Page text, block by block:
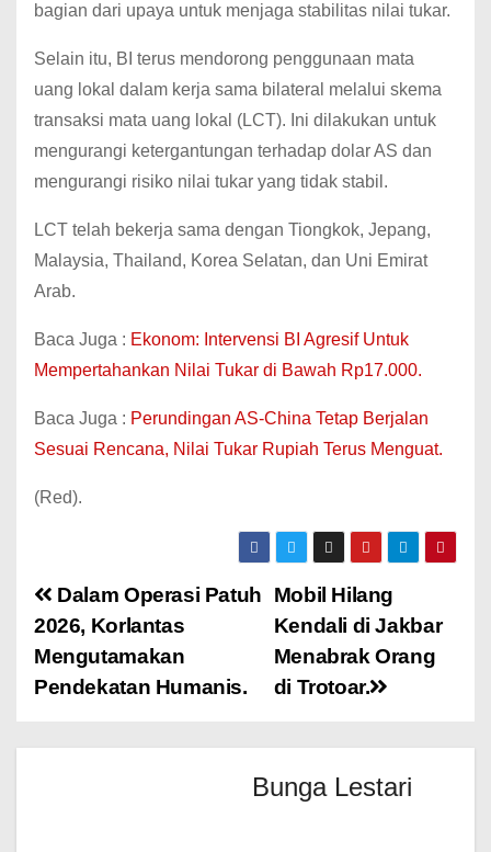
bagian dari upaya untuk menjaga stabilitas nilai tukar.
Selain itu, BI terus mendorong penggunaan mata
uang lokal dalam kerja sama bilateral melalui skema
transaksi mata uang lokal (LCT). Ini dilakukan untuk
mengurangi ketergantungan terhadap dolar AS dan
mengurangi risiko nilai tukar yang tidak stabil.
LCT telah bekerja sama dengan Tiongkok, Jepang,
Malaysia, Thailand, Korea Selatan, dan Uni Emirat
Arab.
Baca Juga : Ekonom: Intervensi BI Agresif Untuk
Mempertahankan Nilai Tukar di Bawah Rp17.000.
Baca Juga : Perundingan AS-China Tetap Berjalan
Sesuai Rencana, Nilai Tukar Rupiah Terus Menguat.
(Red).
Mobil Hilang
Kendali di Jakbar
Menabrak Orang
di Trotoar.
Dalam Operasi Patuh
2026, Korlantas
Mengutamakan
Pendekatan Humanis.
Bunga Lestari